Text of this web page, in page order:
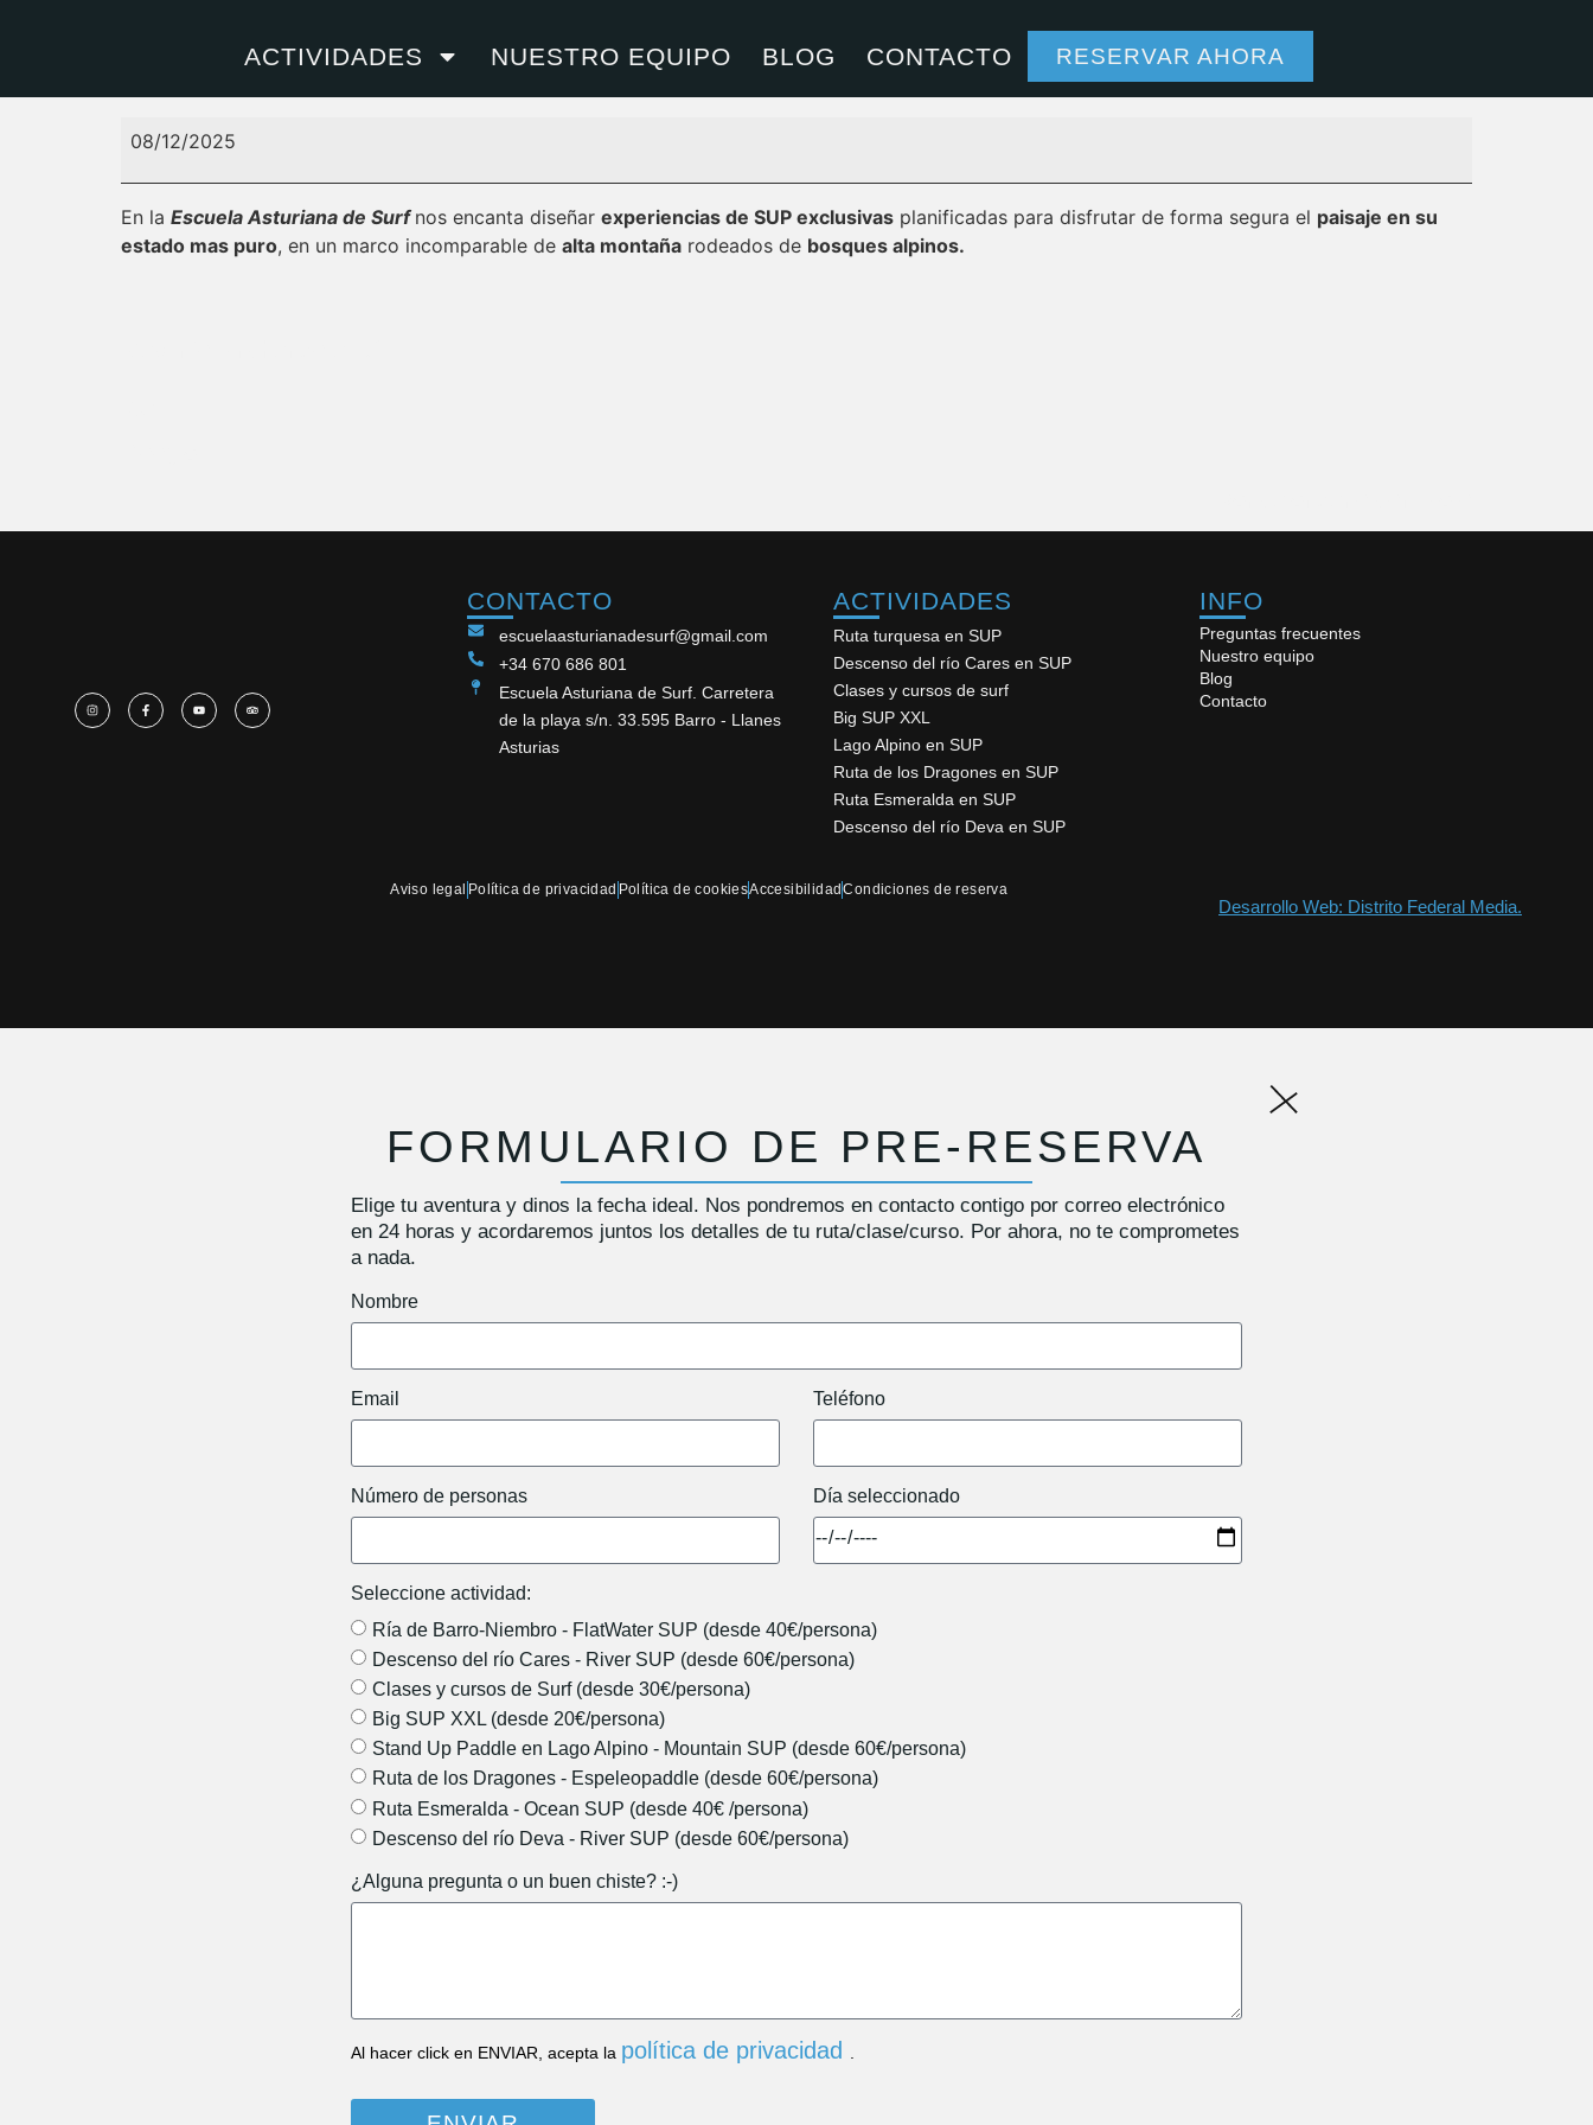
RESERVAR AHORA
ACTIVIDADES NUESTRO EQUIPO BLOG CONTACTO
SUP en lagos de montaña, una experiencia irrepetible
08/12/2025
En la Escuela Asturiana de Surf nos encanta diseñar experiencias de SUP exclusivas planificadas para disfrutar de forma segura el paisaje en su
estado mas puro, en un marco incomparable de alta montaña rodeados de bosques alpinos.
CONTACTO
escuelaasturianadesurf@gmail.com
+34 670 686 801
Escuela Asturiana de Surf. Carretera
de la playa s/n. 33.595 Barro - Llanes
Asturias
ACTIVIDADES
Ruta turquesa en SUP
Descenso del río Cares en SUP
Clases y cursos de surf
Big SUP XXL
Lago Alpino en SUP
Ruta de los Dragones en SUP
Ruta Esmeralda en SUP
Descenso del río Deva en SUP
INFO
Preguntas frecuentes
Nuestro equipo
Blog
Contacto
Desarrollo Web: Distrito Federal Media.
Aviso legal Política de privacidad Política de cookiesAccesibilidad Condiciones de reserva
FORMULARIO DE PRE-RESERVA
Elige tu aventura y dinos la fecha ideal. Nos pondremos en contacto contigo por correo electrónico
en 24 horas y acordaremos juntos los detalles de tu ruta/clase/curso. Por ahora, no te comprometes
a nada.
Nombre
Email Teléfono
Número de personas Día seleccionado
Seleccione actividad:
Ría de Barro-Niembro - FlatWater SUP (desde 40€/persona)
Descenso del río Cares - River SUP (desde 60€/persona)
Clases y cursos de Surf (desde 30€/persona)
Big SUP XXL (desde 20€/persona)
Stand Up Paddle en Lago Alpino - Mountain SUP (desde 60€/persona)
Ruta de los Dragones - Espeleopaddle (desde 60€/persona)
Ruta Esmeralda - Ocean SUP (desde 40€ /persona)
Descenso del río Deva - River SUP (desde 60€/persona)
¿Alguna pregunta o un buen chiste? :-)
Al hacer click en ENVIAR, acepta la política de privacidad